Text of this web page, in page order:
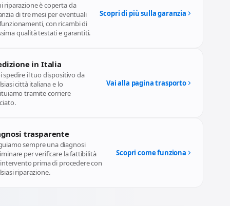
riparazione è coperta da
di tre mesi per eventuali
con ricambi di
qualità testati e garantiti.
Scopri di più sulla garanzia
in Italia
spedire il tuo dispositivo da
città italiana e lo
tramite corriere
Vai alla pagina trasporto
trasparente
sempre una diagnosi
per verificare la fattibilità
prima di procedere con
riparazione.
Scopri come funziona